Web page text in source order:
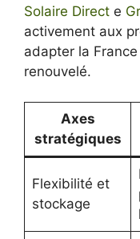
Solaire Direct e
activement aux
adapter la
renouvelé.
Axes
stratégiques
Flexibilité et
stockage